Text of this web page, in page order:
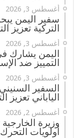
أغسطس 3, 2026
سفير اليمن
التركية تعزيز
أغسطس 3, 2026
اليمن يشارك
التمييز ضد
أغسطس 3, 2026
السفير
الياباني تعزيز
أغسطس 2, 2026
وزيرة
أولويات